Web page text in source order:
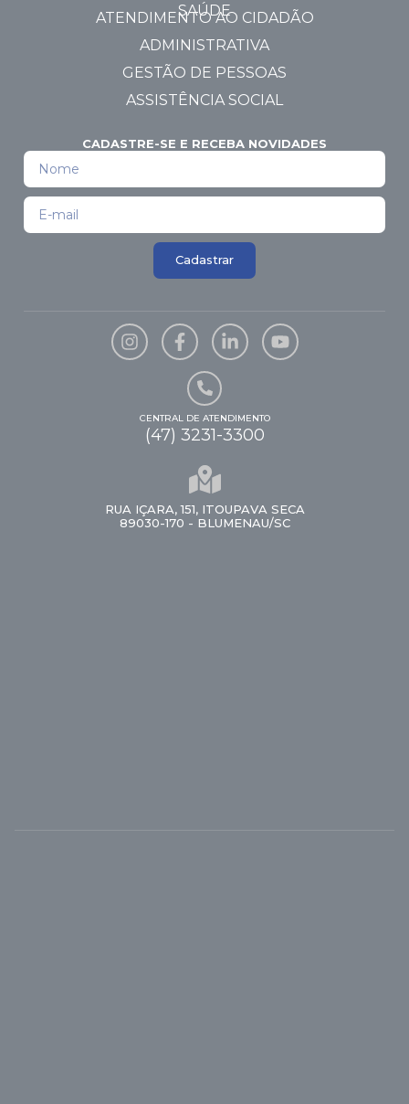
SAÚDE
ATENDIMENTO AO CIDADÃO
ADMINISTRATIVA
GESTÃO DE PESSOAS
ASSISTÊNCIA SOCIAL
CADASTRE-SE E RECEBA NOVIDADES
Cadastrar
CENTRAL DE ATENDIMENTO
(47) 3231-3300
RUA IÇARA, 151, ITOUPAVA SECA
89030-170 - BLUMENAU/SC